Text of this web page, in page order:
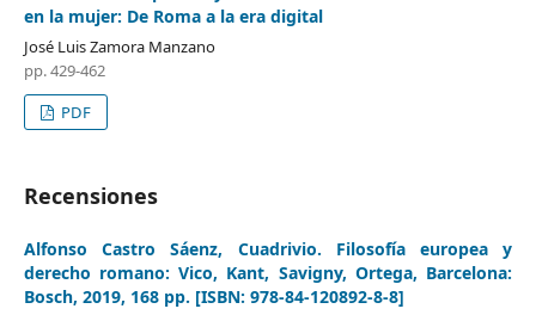
en la mujer: De Roma a la era digital
José Luis Zamora Manzano
pp. 429-462
PDF
Recensiones
Alfonso Castro Sáenz, Cuadrivio. Filosofía europea y
derecho romano: Vico, Kant, Savigny, Ortega, Barcelona:
Bosch, 2019, 168 pp. [ISBN: 978-84-120892-8-8]